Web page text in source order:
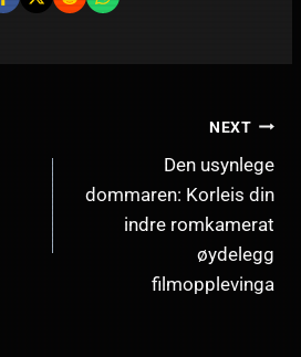
NEXT
Den usynlege
dommaren: Korleis din
indre romkamerat
øydelegg
filmopplevinga